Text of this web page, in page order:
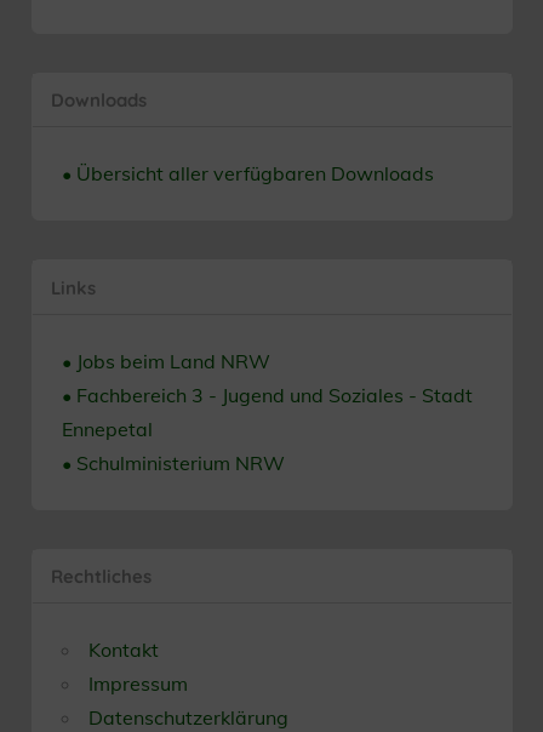
Downloads
• Übersicht aller verfügbaren Downloads
Links
• Jobs beim Land NRW
• Fachbereich 3 - Jugend und Soziales - Stadt
Ennepetal
• Schulministerium NRW
Rechtliches
Kontakt
Impressum
Datenschutzerklärung